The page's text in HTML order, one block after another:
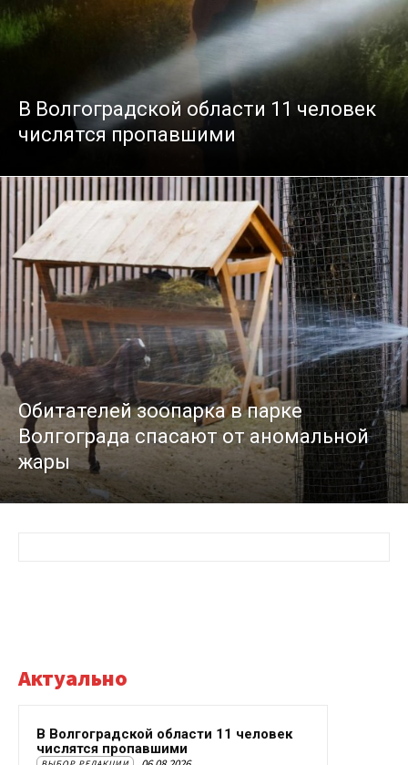
В Волгоградской области 11 человек
числятся пропавшими
Обитателей зоопарка в парке
Волгограда спасают от аномальной
жары
Актуально
В Волгоградской области 11 человек
числятся пропавшими